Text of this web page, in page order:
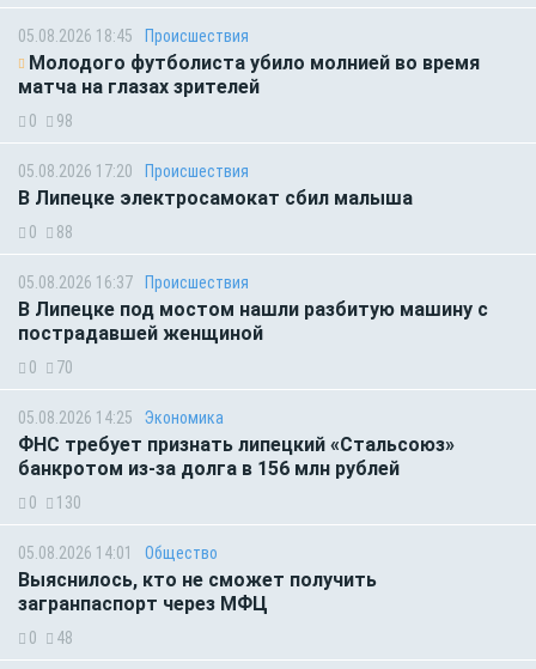
05.08.2026 18:45 Происшествия
Молодого футболиста убило молнией во время
матча на глазах зрителей
0 98
05.08.2026 17:20 Происшествия
В Липецке электросамокат сбил малыша
0 88
05.08.2026 16:37 Происшествия
В Липецке под мостом нашли разбитую машину с
пострадавшей женщиной
0 70
05.08.2026 14:25 Экономика
ФНС требует признать липецкий «Стальсоюз»
банкротом из-за долга в 156 млн рублей
0 130
05.08.2026 14:01 Общество
Выяснилось, кто не сможет получить
загранпаспорт через МФЦ
0 48